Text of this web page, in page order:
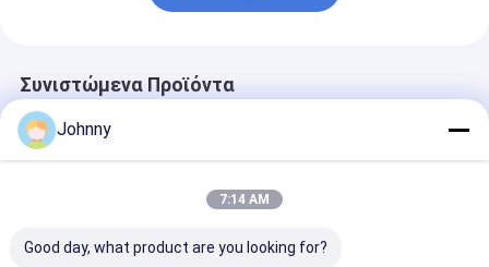
Συνιστώμενα Προϊόντα
Johnny
7:14 AM
Good day, what product are you looking for?